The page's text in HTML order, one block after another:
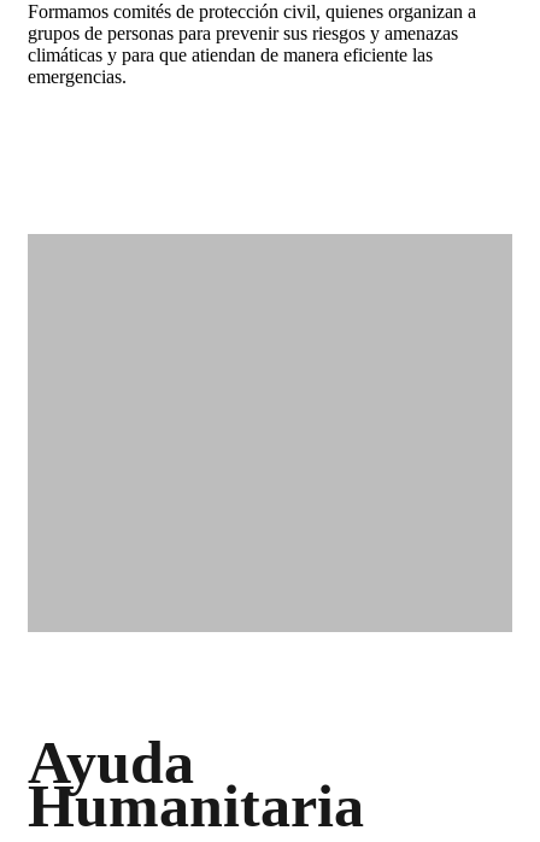
Formamos comités de protección civil, quienes organizan a
grupos de personas para prevenir sus riesgos y amenazas
climáticas y para que atiendan de manera eficiente las
emergencias.
Ayuda
Humanitaria